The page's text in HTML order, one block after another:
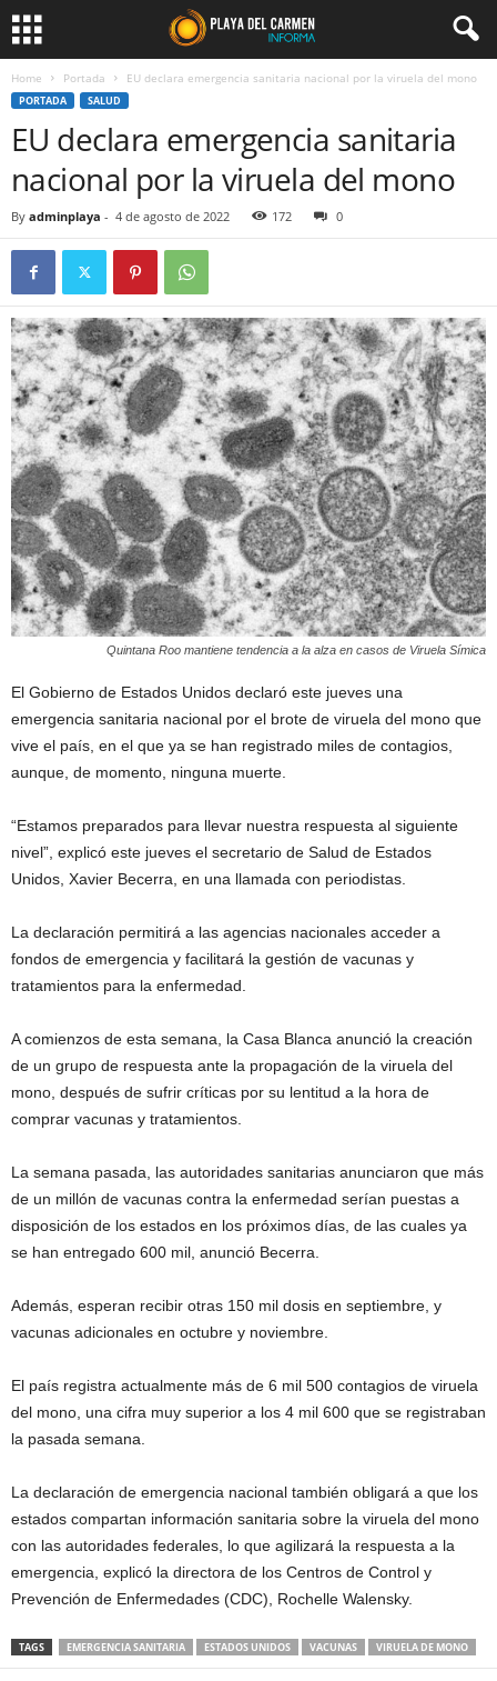
Home Portada EU declara emergencia sanitaria nacional por la viruela del mono
PORTADA SALUD
EU declara emergencia sanitaria
nacional por la viruela del mono
By adminplaya - 4 de agosto de 2022 172 0
Quintana Roo mantiene tendencia a la alza en casos de Viruela Símica
El Gobierno de Estados Unidos declaró este jueves una
emergencia sanitaria nacional por el brote de viruela del mono que
vive el país, en el que ya se han registrado miles de contagios,
aunque, de momento, ninguna muerte.
“Estamos preparados para llevar nuestra respuesta al siguiente
nivel”, explicó este jueves el secretario de Salud de Estados
Unidos, Xavier Becerra, en una llamada con periodistas.
La declaración permitirá a las agencias nacionales acceder a
fondos de emergencia y facilitará la gestión de vacunas y
tratamientos para la enfermedad.
A comienzos de esta semana, la Casa Blanca anunció la creación
de un grupo de respuesta ante la propagación de la viruela del
mono, después de sufrir críticas por su lentitud a la hora de
comprar vacunas y tratamientos.
La semana pasada, las autoridades sanitarias anunciaron que más
de un millón de vacunas contra la enfermedad serían puestas a
disposición de los estados en los próximos días, de las cuales ya
se han entregado 600 mil, anunció Becerra.
Además, esperan recibir otras 150 mil dosis en septiembre, y
vacunas adicionales en octubre y noviembre.
El país registra actualmente más de 6 mil 500 contagios de viruela
del mono, una cifra muy superior a los 4 mil 600 que se registraban
la pasada semana.
La declaración de emergencia nacional también obligará a que los
estados compartan información sanitaria sobre la viruela del mono
con las autoridades federales, lo que agilizará la respuesta a la
emergencia, explicó la directora de los Centros de Control y
Prevención de Enfermedades (CDC), Rochelle Walensky.
TAGS EMERGENCIA SANITARIA ESTADOS UNIDOS VACUNAS VIRUELA DE MONO